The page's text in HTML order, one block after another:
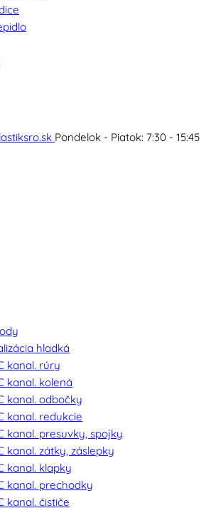
Pondelok - Piatok: 7:30 - 15:45
hladká
kanal. rúry
kanal. kolená
kanal. odbočky
kanal. redukcie
kanal. presuvky, spojky
kanal. zátky, záslepky
kanal. klapky
kanal. prechodky
kanal. čističe